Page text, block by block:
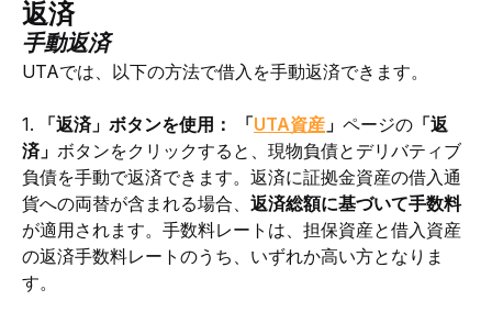
返済
手動返済
UTAでは、以下の方法で借入を手動返済できます。
1. 「返済」ボタンを使用： 「UTA資産 」 ページの 「返
済」 ボタンをクリックすると、現物負債とデリバティブ
負債を手動で返済できます。返済に証拠金資産の借入通
貨への両替が含まれる場合、 返済総額に基づいて手数料
が適用されます。 手数料レートは、担保資産と借入資産
の返済手数料レートのうち、いずれか高い方となりま
す。